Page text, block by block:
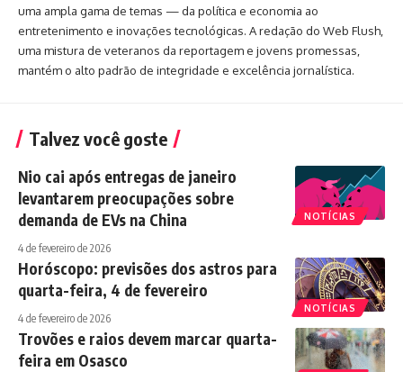
uma ampla gama de temas — da política e economia ao
entretenimento e inovações tecnológicas. A redação do Web Flush,
uma mistura de veteranos da reportagem e jovens promessas,
mantém o alto padrão de integridade e excelência jornalística.
Talvez você goste
NOTÍCIAS
Nio cai após entregas de janeiro
levantarem preocupações sobre
demanda de EVs na China
4 de fevereiro de 2026
NOTÍCIAS
Horóscopo: previsões dos astros para
quarta-feira, 4 de fevereiro
4 de fevereiro de 2026
Trovões e raios devem marcar quarta-
feira em Osasco